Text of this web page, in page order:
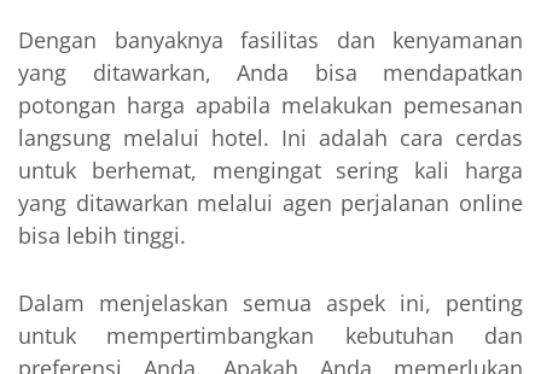
Dengan banyaknya fasilitas dan kenyamanan
yang ditawarkan, Anda bisa mendapatkan
potongan harga apabila melakukan pemesanan
langsung melalui hotel. Ini adalah cara cerdas
untuk berhemat, mengingat sering kali harga
yang ditawarkan melalui agen perjalanan online
bisa lebih tinggi.
Dalam menjelaskan semua aspek ini, penting
untuk mempertimbangkan kebutuhan dan